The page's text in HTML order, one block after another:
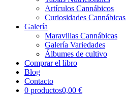
Artículos Cannábicos
Curiosidades Cannábicas
Galería
Maravillas Cannábicas
Galería Variedades
Álbumes de cultivo
Comprar el libro
Blog
Contacto
0 productos0,00 €